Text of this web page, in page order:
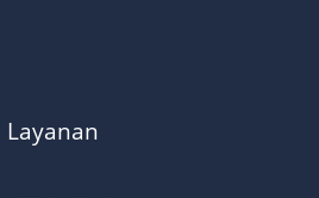
Layanan